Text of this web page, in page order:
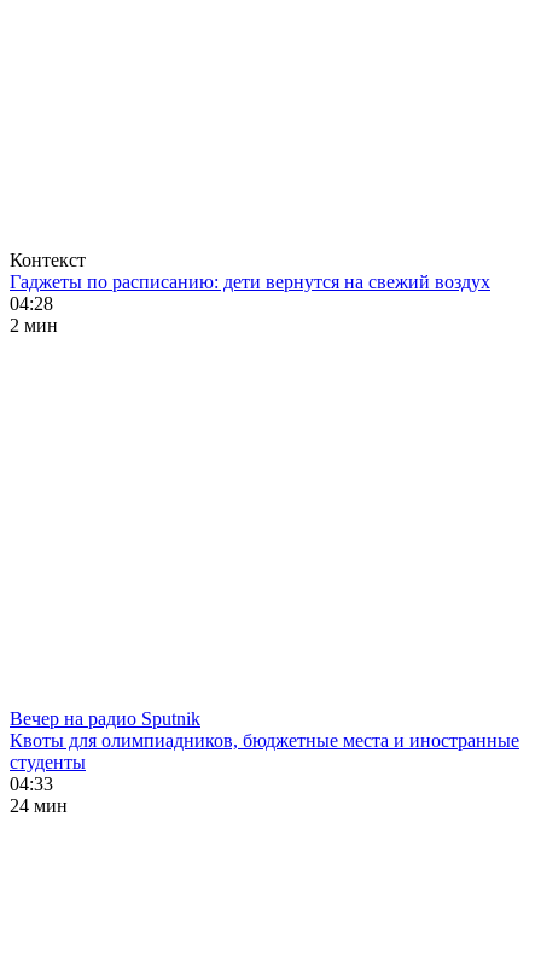
Контекст
Гаджеты по расписанию: дети вернутся на свежий воздух
04:28
2 мин
Вечер на радио Sputnik
Квоты для олимпиадников, бюджетные места и иностранные
студенты
04:33
24 мин